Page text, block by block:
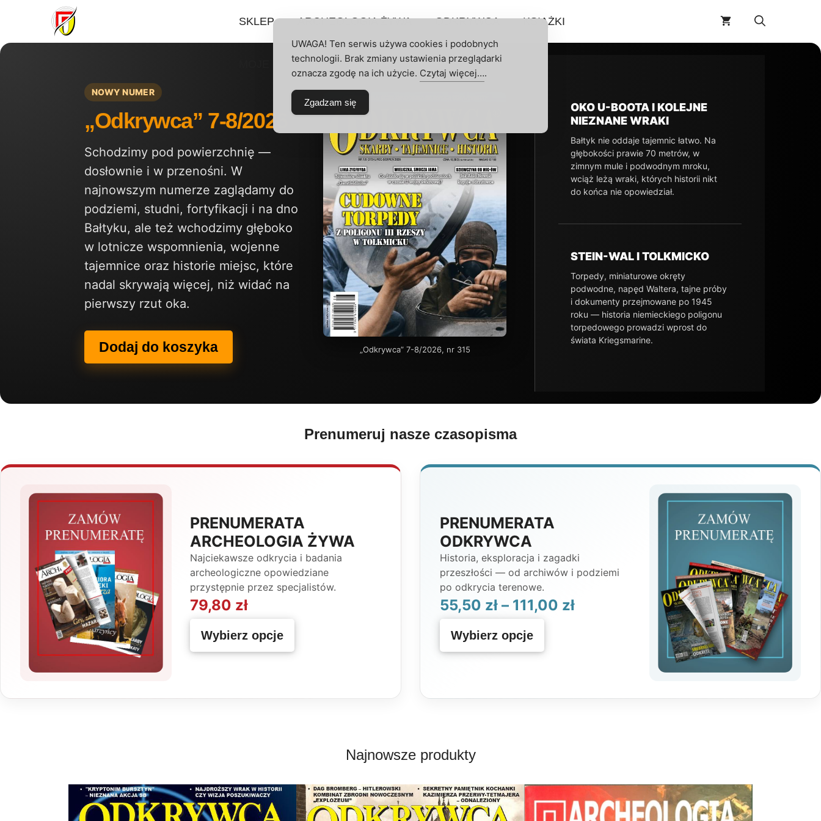
SKLEP ARCHEOLOGIA ŻYWA ODKRYWCA KSIĄŻKI
MOJE KONTO
NOWY NUMER
„Odkrywca” 7-8/2026
Schodzimy pod powierzchnię —
dosłownie i w przenośni. W
najnowszym numerze zaglądamy do
podziemi, studni, fortyfikacji i na dno
Bałtyku, ale też wchodzimy głęboko
w lotnicze wspomnienia, wojenne
tajemnice oraz historie miejsc, które
nadal skrywają więcej, niż widać na
pierwszy rzut oka.
Dodaj do koszyka „Odkrywca” 7-8/2026, nr 315
OKO U-BOOTA I KOLEJNE
NIEZNANE WRAKI
Bałtyk nie oddaje tajemnic łatwo. Na
głębokości prawie 70 metrów, w
zimnym mule i podwodnym mroku,
wciąż leżą wraki, których historii nikt
do końca nie opowiedział.
STEIN-WAL I TOLKMICKO
Torpedy, miniaturowe okręty
podwodne, napęd Waltera, tajne próby
i dokumenty przejmowane po 1945
roku — historia niemieckiego poligonu
torpedowego prowadzi wprost do
świata Kriegsmarine.
Prenumeruj nasze czasopisma
PRENUMERATA
ARCHEOLOGIA ŻYWA
Najciekawsze odkrycia i badania
archeologiczne opowiedziane
przystępnie przez specjalistów.
79,80 zł
Wybierz opcje
PRENUMERATA
ODKRYWCA
Historia, eksploracja i zagadki
przeszłości — od archiwów i podziemi
po odkrycia terenowe.
55,50 zł – 111,00 złZakres
Wybierz opcje
Najnowsze produkty
UWAGA! Ten serwis używa cookies i podobnych
technologii. Brak zmiany ustawienia przeglądarki
oznacza zgodę na ich użycie. Czytaj więcej….
Zgadzam się